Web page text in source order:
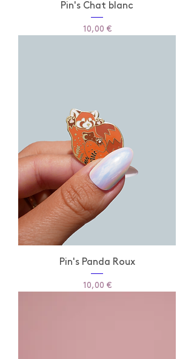
Pin's Chat blanc
Prix
10,00 €
Pin's Panda Roux
Prix
10,00 €